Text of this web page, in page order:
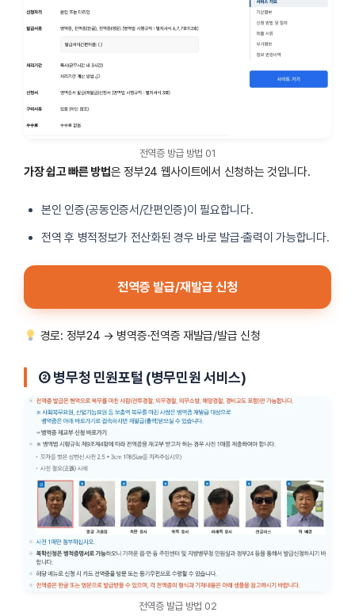
전역증 방급 방법 01
가장 쉽고 빠른 방법은 정부24 웹사이트에서 신청하는 것입니다.
본인 인증(공동인증서/간편인증)이 필요합니다.
전역 후 병적정보가 전산화된 경우 바로 발급·출력이 가능합니다.
전역증 발급/재발급 신청
경로: 정부24 → 병역증·전역증 재발급/발급 신청
②병무청 민원포털 (병무민원 서비스)
전역증 발급 방법 02